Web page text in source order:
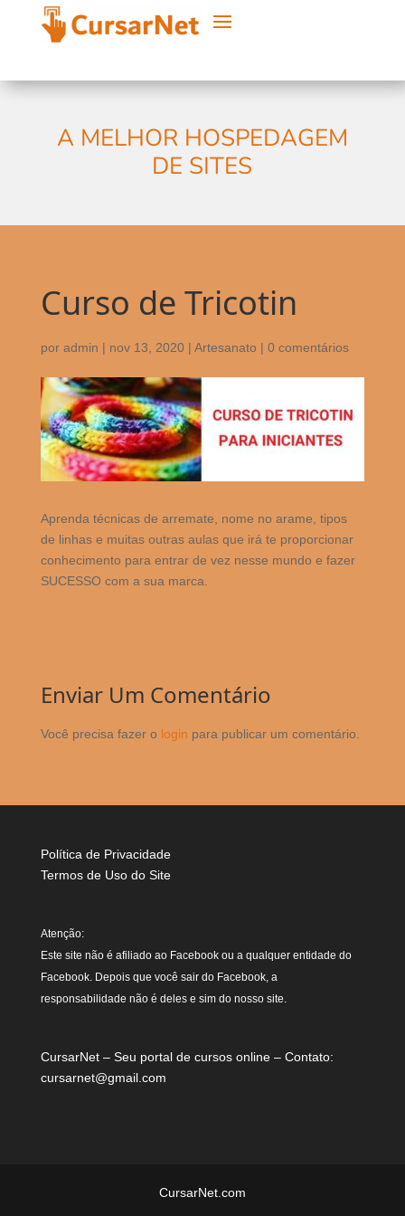
A MELHOR HOSPEDAGEM
DE SITES
Curso de Tricotin
por admin | nov 13, 2020| Artesanato | 0 comentários
Aprenda técnicas de arremate, nome no arame, tipos
de linhas e muitas outras aulas que irá te proporcionar
conhecimento para entrar de vez nesse mundo e fazer
SUCESSO com a sua marca.
Enviar Um Comentário
Você precisa fazer o login para publicar um comentário.
Política de Privacidade
Termos de Uso do Site
Atenção:
Este site não é afiliado ao Facebook ou a qualquer entidade do
Facebook. Depois que você sair do Facebook, a
responsabilidade não é deles e sim do nosso site.
CursarNet – Seu portal de cursos online – Contato:
cursarnet@gmail.com
CursarNet.com